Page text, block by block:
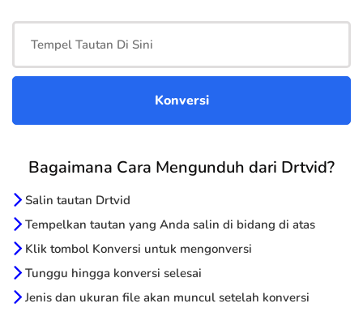
Bagaimana Cara Mengunduh dari Drtvid?
Salin tautan Drtvid
Tempelkan tautan yang Anda salin di bidang di atas
Klik tombol Konversi untuk mengonversi
Tunggu hingga konversi selesai
Jenis dan ukuran file akan muncul setelah konversi